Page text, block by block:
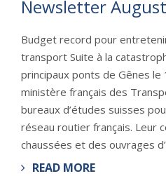
Newsletter
Budget record pour
transport Suite à la
principaux ponts de Gênes le
ministère français des
bureaux d’études suisses
réseau routier français. Leur
chaussées et des ouvrages
READ MORE